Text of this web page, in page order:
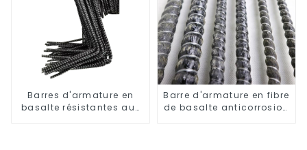
Barres d'armature en
basalte résistantes aux
Barre d'armature en fibre
de basalte anticorrosion